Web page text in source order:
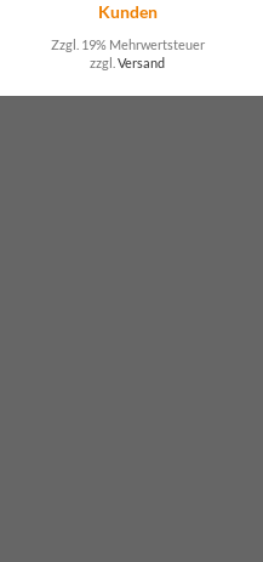
Kunden
Zzgl. 19% Mehrwertsteuer
zzgl. Versand